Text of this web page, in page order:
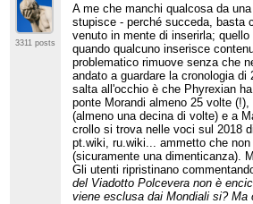
3311 posts
A me che manchi qualcosa da
stupisce - perché succeda, basta
venuto in mente di inserirla;
quando qualcuno inserisce
problematico rimuove senza che
andato a guardare la cronologia
salta all'occhio è che Phyrexian
ponte Morandi almeno 25 volte
(almeno una decina di volte) e a
crollo si trova nelle voci sul 2018
pt.wiki, ru.wiki... ammetto che
(sicuramente una dimenticanza).
Gli utenti ripristinano
del Viadotto Polcevera non è
viene esclusa dai Mondiali si? Ma